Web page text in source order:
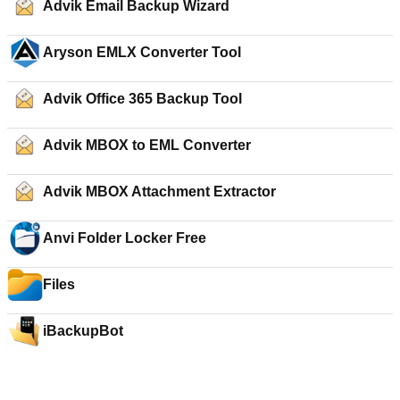
Advik Email Backup Wizard
Aryson EMLX Converter Tool
Advik Office 365 Backup Tool
Advik MBOX to EML Converter
Advik MBOX Attachment Extractor
Anvi Folder Locker Free
Files
iBackupBot